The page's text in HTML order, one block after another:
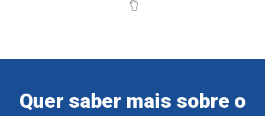
Quer saber mais sobre o